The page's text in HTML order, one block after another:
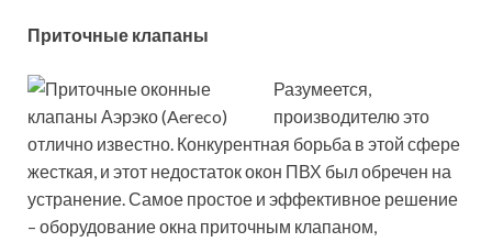
Приточные клапаны
Разумеется,
производителю это
отлично известно. Конкурентная борьба в этой сфере
жесткая, и этот недостаток окон ПВХ был обречен на
устранение. Самое простое и эффективное решение
– оборудование окна приточным клапаном,